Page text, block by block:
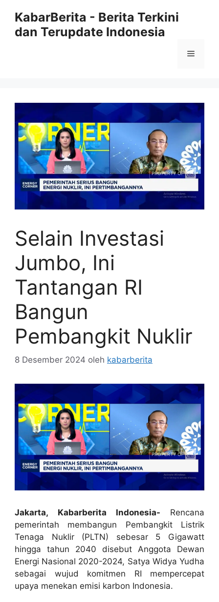
KabarBerita - Berita Terkini
dan Terupdate Indonesia
Menu
Selain Investasi
Jumbo, Ini
Tantangan RI
Bangun
Pembangkit Nuklir
8 Desember 2024 oleh kabarberita
Jakarta, Kabarberita Indonesia- Rencana
pemerintah membangun Pembangkit Listrik
Tenaga Nuklir (PLTN) sebesar 5 Gigawatt
hingga tahun 2040 disebut Anggota Dewan
Energi Nasional 2020-2024, Satya Widya Yudha
sebagai wujud komitmen RI mempercepat
upaya menekan emisi karbon Indonesia.